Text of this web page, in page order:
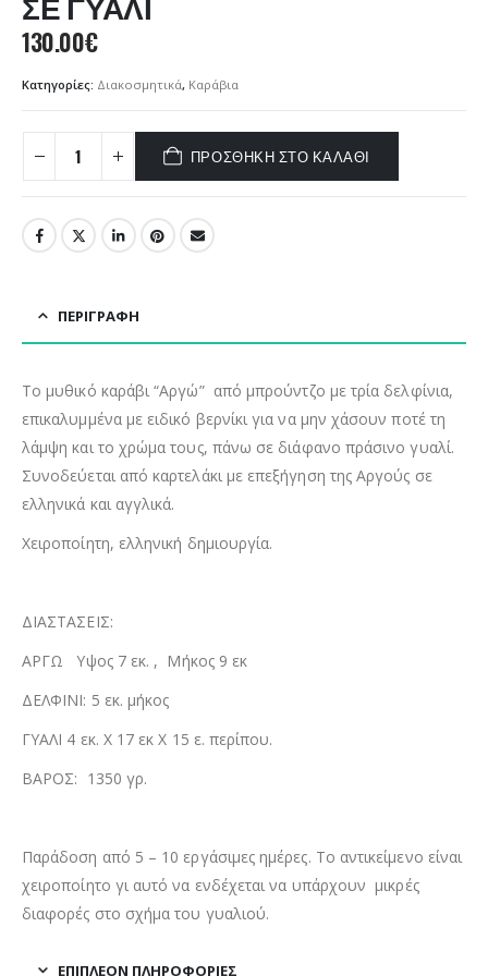
ΣΕ ΓΥΑΛΙ
130.00€
Κατηγορίες: Διακοσμητικά, Καράβια
ΠΡΟΣΘΉΚΗ ΣΤΟ ΚΑΛΆΘΙ
ΠΕΡΙΓΡΑΦΉ
Το μυθικό καράβι “Αργώ” από μπρούντζο με τρία δελφίνια,
επικαλυμμένα με ειδικό βερνίκι για να μην χάσουν ποτέ τη
λάμψη και το χρώμα τους, πάνω σε διάφανο πράσινο γυαλί.
Συνοδεύεται από καρτελάκι με επεξήγηση της Αργούς σε
ελληνικά και αγγλικά.
Χειροποίητη, ελληνική δημιουργία.
ΔΙΑΣΤΑΣΕΙΣ:
ΑΡΓΩ Υψος 7 εκ. , Μήκος 9 εκ
ΔΕΛΦΙΝΙ: 5 εκ. μήκος
ΓΥΑΛΙ 4 εκ. Χ 17 εκ Χ 15 ε. περίπου.
ΒΑΡΟΣ: 1350 γρ.
Παράδοση από 5 – 10 εργάσιμες ημέρες. Το αντικείμενο είναι
χειροποίητο γι αυτό να ενδέχεται να υπάρχουν μικρές
διαφορές στο σχήμα του γυαλιού.
ΕΠΙΠΛΈΟΝ ΠΛΗΡΟΦΟΡΊΕΣ
out of 5
20.00 €– 40.00
through
40.00€